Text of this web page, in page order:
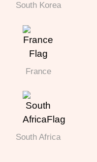
South Korea
France
South Africa